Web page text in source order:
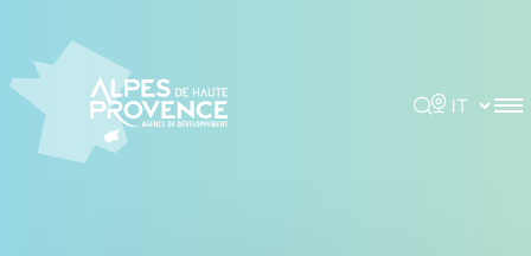
Rechercher
Choisir la